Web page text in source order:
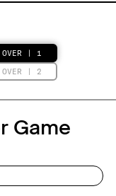
OVER | 1
OVER | 2
Game